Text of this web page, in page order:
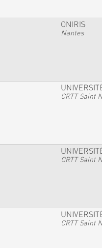
ONIRIS
Nantes
CRTT Saint
CRTT Saint
CRTT Saint